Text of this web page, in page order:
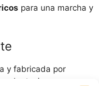
para una marcha y
y fabricada por
adaptaciones a